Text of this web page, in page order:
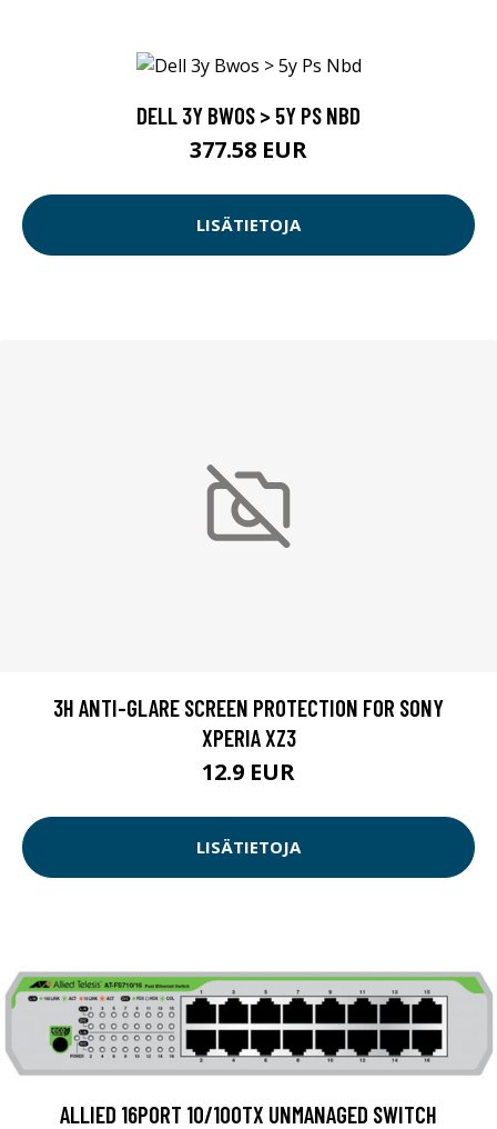
DELL 3Y BWOS > 5Y PS NBD
377.58 EUR
LISÄTIETOJA
3H ANTI-GLARE SCREEN PROTECTION FOR SONY
XPERIA XZ3
12.9 EUR
LISÄTIETOJA
ALLIED 16PORT 10/100TX UNMANAGED SWITCH